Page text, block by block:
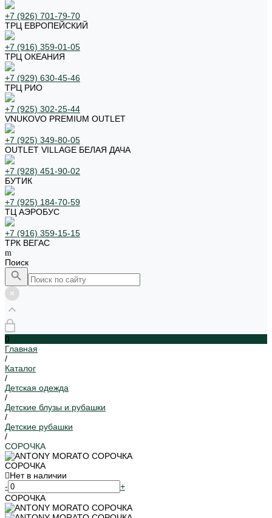
+7 (926) 701-79-70
ТРЦ ЕВРОПЕЙСКИЙ
+7 (916) 359-01-05
ТРЦ ОКЕАНИЯ
+7 (929) 630-45-46
ТРЦ РИО
+7 (925) 302-25-44
VNUKOVO PREMIUM OUTLET
+7 (925) 349-80-05
OUTLET VILLAGE БЕЛАЯ ДАЧА
+7 (928) 451-90-02
БУТИК
+7 (925) 184-70-59
ТЦ АЭРОБУС
+7 (916) 359-15-15
ТРК ВЕГАС
Поиск
0
Главная
/
Каталог
/
Детская одежда
/
Детские блузы и рубашки
/
Детские рубашки
/
СОРОЧКА
СОРОЧКА
Нет в наличии
-
+
СОРОЧКА